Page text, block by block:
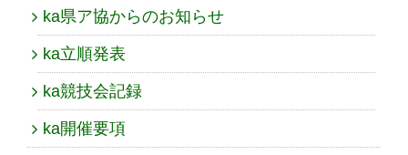
ka県ア協からのお知らせ
ka立順発表
ka競技会記録
ka開催要項